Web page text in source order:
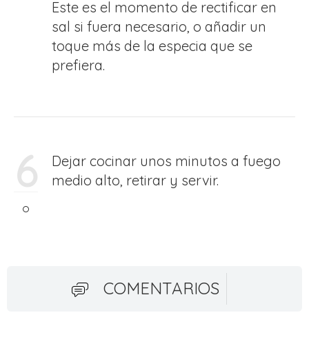
Este es el momento de rectificar en
sal si fuera necesario, o añadir un
toque más de la especia que se
prefiera.
6
Dejar cocinar unos minutos a fuego
medio alto, retirar y servir.
COMENTARIOS